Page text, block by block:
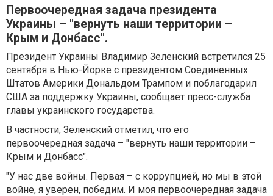
Первоочередная задача президента
Украины – "вернуть наши территории –
Крым и Донбасс".
Президент Украины Владимир Зеленский встретился 25
сентября в Нью-Йорке с президентом Соединенных
Штатов Америки Дональдом Трампом и поблагодарил
США за поддержку Украины, сообщает пресс-служба
главы украинского государства.
В частности, Зеленский отметил, что его
первоочередная задача – "вернуть наши территории –
Крым и Донбасс".
"У нас две войны. Первая – с коррупцией, но мы в этой
войне, я уверен, победим. И моя первоочередная задача